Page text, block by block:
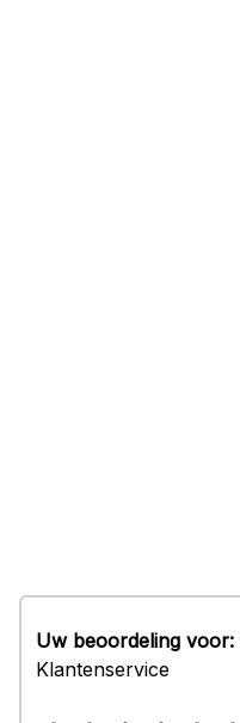
Uw beoordeling voor:
Klantenservice